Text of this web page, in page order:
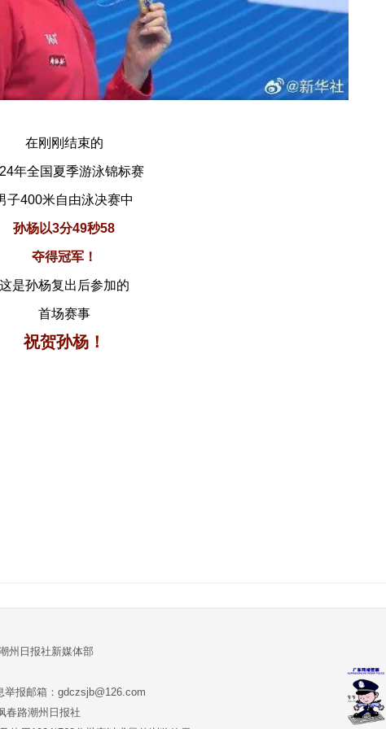
在刚刚结束的
年全国夏季游泳锦标赛
子400米自由泳决赛中
孙杨以3分49秒58
夺得冠军！
是孙杨复出后参加的
首场赛事
祝贺孙杨！
州日报社新媒体部
举报邮箱：gdczsjb@126.com
春路潮州日报社